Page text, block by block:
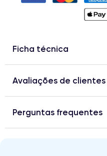
Ficha técnica
Avaliações de clientes
Perguntas frequentes